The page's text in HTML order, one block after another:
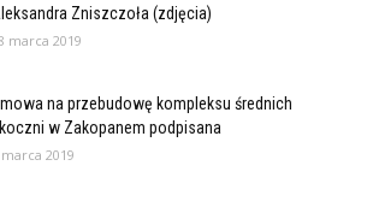
Zniszczoła (zdjęcia)
marca 2019
na przebudowę kompleksu średnich
w Zakopanem podpisana
marca 2019